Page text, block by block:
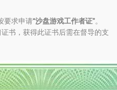
要求申请“沙盘游戏工作者证”。
书，获得此证书后需在督导的支